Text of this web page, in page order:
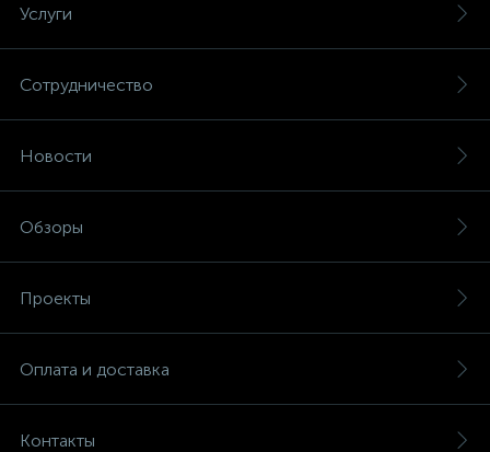
Услуги
Сотрудничество
Новости
Обзоры
Проекты
Оплата и доставка
Контакты